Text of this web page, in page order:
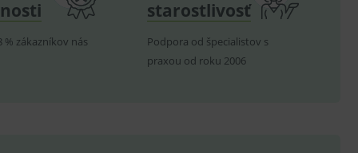
% zákazníkov nás
starostlivosť
Podpora od špecialistov s
praxou od roku 2006
analytics.
reklamy.